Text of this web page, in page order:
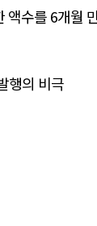
액수를 6개월
행의 비극